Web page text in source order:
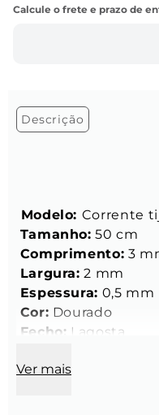
Descrição
Modelo: Corrente
Tamanho: 50 cm
Comprimento: 3
Largura: 2 mm
Espessura: 0,5 mm
Cor: Dourado
Fecho: Lagosta
18k
Ver mais